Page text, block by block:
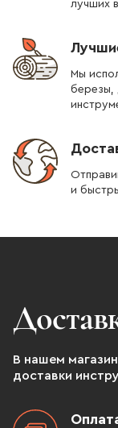
лучших
Мы
березы,
и
В нашем
доставки